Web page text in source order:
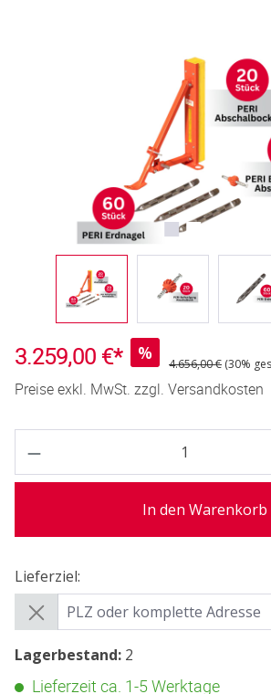
3.259,00 €* %
4.656,00 € (30%
Preise exkl. MwSt. zzgl. Versandkosten
In den Warenkorb
Lieferziel:
Lieferziel:
Lagerbestand: 2
Lieferzeit ca. 1-5 Werktage